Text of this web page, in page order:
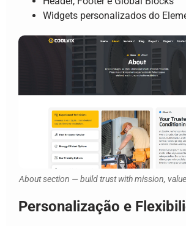
Widgets personalizados do
About section — build trust with mission,
Personalização e